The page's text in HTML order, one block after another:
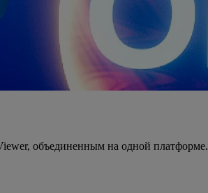
объединенным на одной платформе.